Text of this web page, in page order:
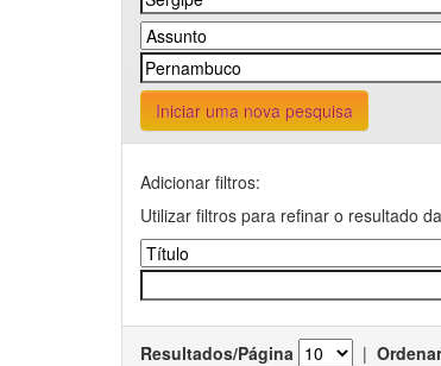
Iniciar uma nova pesquisa
Adicionar filtros:
Utilizar filtros para refinar o resultado
Resultados/Página |